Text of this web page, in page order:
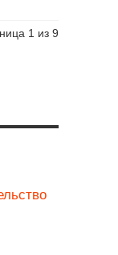
1 из 9